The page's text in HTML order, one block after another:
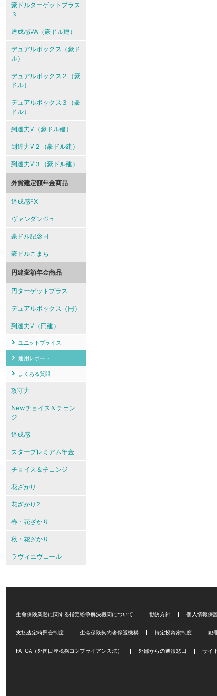
豪ドルターゲットプラス
３
達成感VA（豪ドル建）
デュアルボックス（豪ド
ル）
デュアルボックス２（豪
ドル）
デュアルボックス３（豪
ドル）
到達力V（豪ドル建）
到達力V２（豪ドル建）
到達力V３（豪ドル建）
外貨建定額年金商品
達成感FX
ヴァンダンジュ
豪ドル記念日
豪ドルこまち
円建変額年金商品
円ターゲットプラス
デュアルボックス（円）
到達力V（円建）
ユニットプライス
運用レポート
よくある質問
攻守力
Newチョイス＆チェン
ジ
達成感
スタープレミアム年金
チョイス＆チェンジ
花ざかり
花ざかり2
春・花ざかり
秋・花ざかり
ラヴィエヴェール
生命保険業務に関する指定紛争解決機関について 勧誘方針 個人情報保
支払査定時照会制度 生命保険契約者保護機構 特定投資家制度 犯
FATCA（外国口座税務コンプライアンス法） 外部からの通報窓口 サイ